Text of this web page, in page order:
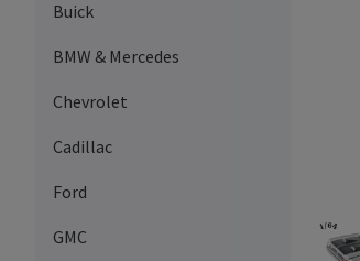
Buick
BMW & Mercedes
Chevrolet
Cadillac
Ford
GMC